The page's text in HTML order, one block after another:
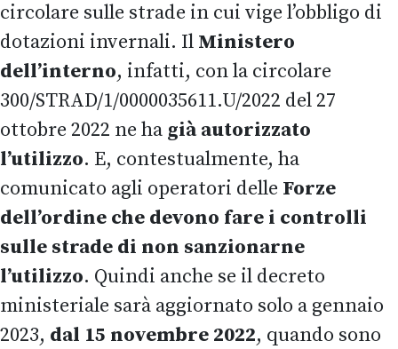
circolare sulle strade in cui vige l’obbligo di
dotazioni invernali. Il Ministero
dell’interno, infatti, con la circolare
300/STRAD/1/0000035611.U/2022 del 27
ottobre 2022 ne ha già autorizzato
l’utilizzo. E, contestualmente, ha
comunicato agli operatori delle Forze
dell’ordine che devono fare i controlli
sulle strade di non sanzionarne
l’utilizzo. Quindi anche se il decreto
ministeriale sarà aggiornato solo a gennaio
2023, dal 15 novembre 2022, quando sono